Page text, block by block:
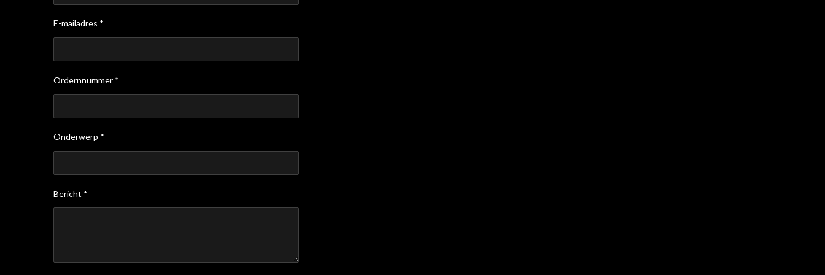
E-mailadres *
Ordernnummer *
Onderwerp *
Bericht *